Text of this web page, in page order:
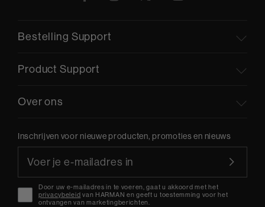
Bestelling Support
Product Support
Over ons
Inschrijven voor nieuwe producten, promoties en nieuws
Door uw e-mailadres in te voeren, gaat u akkoord met het
privacybeleid van HARMAN en geeft u toestemming voor het
ontvangen van marketingberichten.